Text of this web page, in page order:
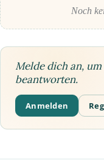
Noch
Melde dich an,
beantworten.
Anmelden